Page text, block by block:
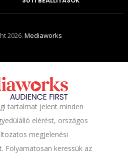
2026.Mediaworks
tartalmat jelent minden
elérést, országos
megjelenési
Folyamatosan keressük az